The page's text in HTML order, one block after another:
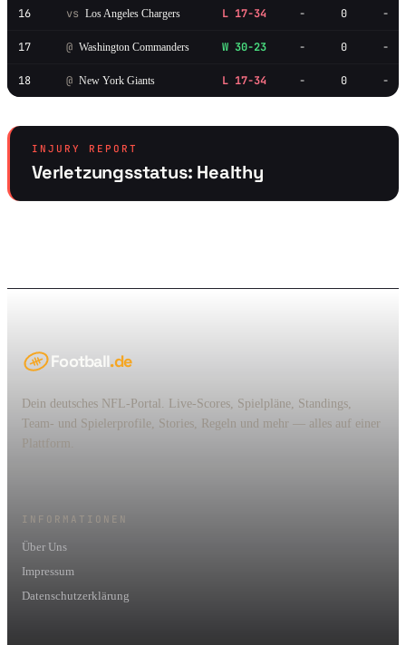
16 vs Los Angeles Chargers L 17-34 - 0 -
17 @ Washington Commanders W 30-23 - 0 -
18 @ New York Giants L 17-34 - 0 -
INJURY REPORT
Verletzungsstatus: Healthy
Football.de
Dein deutsches NFL-Portal. Live-Scores, Spielpläne, Standings,
Team- und Spielerprofile, Stories, Regeln und mehr — alles auf einer
Plattform.
INFORMATIONEN
Über Uns
Impressum
Datenschutzerklärung